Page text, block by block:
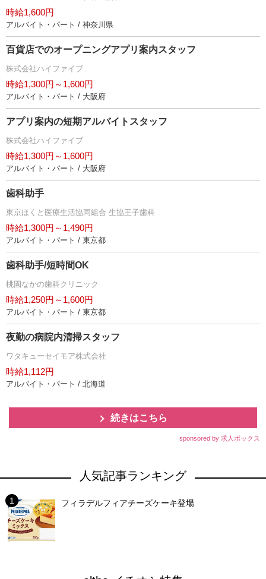
時給1,600円
アルバイト・パート / 神奈川県
百貨店でのオープニングアプリ案内スタッフ
株式会社ハイファイブ
時給1,300円～1,600円
アルバイト・パート / 大阪府
アプリ案内の短期アルバイトスタッフ
株式会社ハイファイブ
時給1,300円～1,600円
アルバイト・パート / 大阪府
歯科助手
東京ほくと医療生活協同組合 生協王子歯科
時給1,300円～1,490円
アルバイト・パート / 東京都
歯科助手/短時間OK
桃園なかの歯科クリニック
時給1,250円～1,600円
アルバイト・パート / 東京都
夜勤の病院内清掃スタッフ
ワタキューセイモア株式会社
時給1,112円
アルバイト・パート / 北海道
続きはこちら
sponsored by 求人ボックス
人気記事ランキング
フィラデルフィアチーズケーキ登場